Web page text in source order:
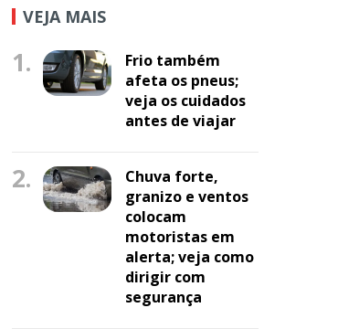
VEJA MAIS
1.
Frio também
afeta os pneus;
veja os cuidados
antes de viajar
2.
Chuva forte,
granizo e ventos
colocam
motoristas em
alerta; veja como
dirigir com
segurança